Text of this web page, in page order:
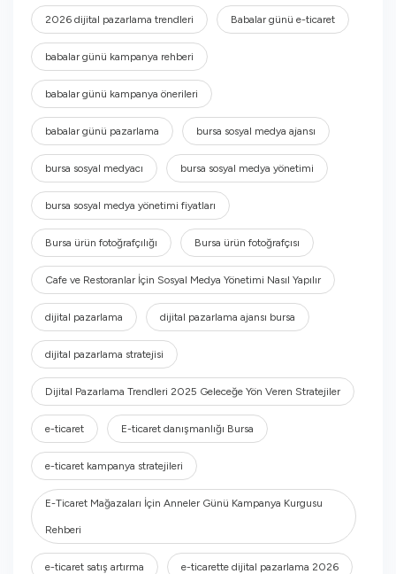
2026 dijital pazarlama trendleri Babalar günü e-ticaret
babalar günü kampanya rehberi
babalar günü kampanya önerileri
babalar günü pazarlama bursa sosyal medya ajansı
bursa sosyal medyacı bursa sosyal medya yönetimi
bursa sosyal medya yönetimi fiyatları
Bursa ürün fotoğrafçılığı Bursa ürün fotoğrafçısı
Cafe ve Restoranlar İçin Sosyal Medya Yönetimi Nasıl Yapılır
dijital pazarlama dijital pazarlama ajansı bursa
dijital pazarlama stratejisi
Dijital Pazarlama Trendleri 2025 Geleceğe Yön Veren Stratejiler
e-ticaret E-ticaret danışmanlığı Bursa
e-ticaret kampanya stratejileri
E-Ticaret Mağazaları İçin Anneler Günü Kampanya Kurgusu
Rehberi
e-ticaret satış artırma e-ticarette dijital pazarlama 2026